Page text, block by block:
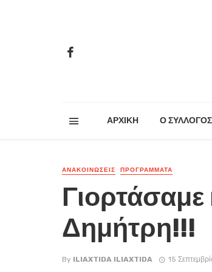
ΑΡΧΙΚΗ Ο ΣΥΛΛΟΓΟΣ
ΑΝΑΚΟΙΝΏΣΕΙΣ ΠΡΟΓΡΑΜΜΑΤΑ
Γιορτάσαμε
Δημήτρη!!!
By ILIAXTIDA ILIAXTIDA 15